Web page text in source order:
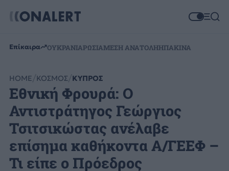
Επίκαιρα ΟΥΚΡΑΝΙΑΡΩΣΙΑΜΕΣΗ ΑΝΑΤΟΛΗΗΠΑΚΙΝΑ
HOME ΚΟΣΜΟΣ ΚΥΠΡΟΣ
Εθνική Φρουρά: Ο
Αντιστράτηγος Γεώργιος
Τσιτσικώστας ανέλαβε
επίσημα καθήκοντα Α/ΓΕΕΦ –
Τι είπε ο Πρόεδρος